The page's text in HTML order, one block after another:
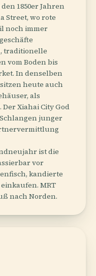
1850er Jahren
Street, wo rote
noch immer
traditionelle
vom Boden bis
In denselben
heute auch
als
Xiahai City God
junger
ist die
vor
kandierte
MRT
nach Norden.